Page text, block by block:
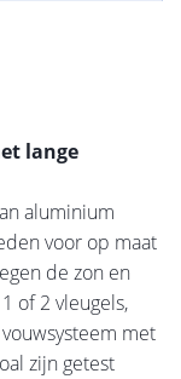
lange
aluminium
voor op maat
de zon en
of 2 vleugels,
met
zijn getest